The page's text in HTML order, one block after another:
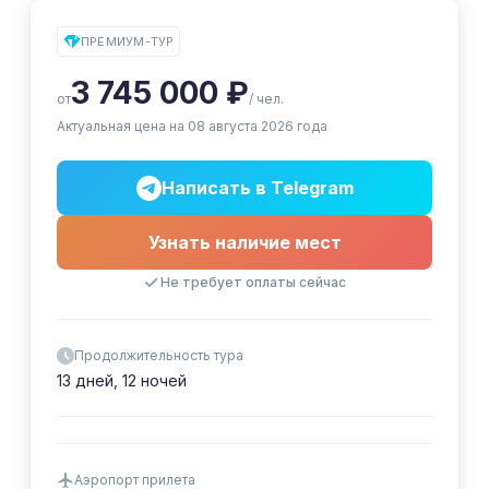
ПРЕМИУМ-ТУР
от3 745 000 ₽/ чел.
Актуальная цена на 08 августа 2026 года
Написать в Telegram
Узнать наличие мест
Не требует оплаты сейчас
Продолжительность тура
13 дней, 12 ночей
Аэропорт прилета